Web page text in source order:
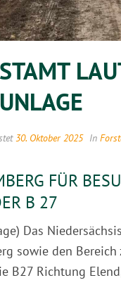
30. Oktober 2025 In
FÜR
B 27
Das
sowie den
B27 Richtung